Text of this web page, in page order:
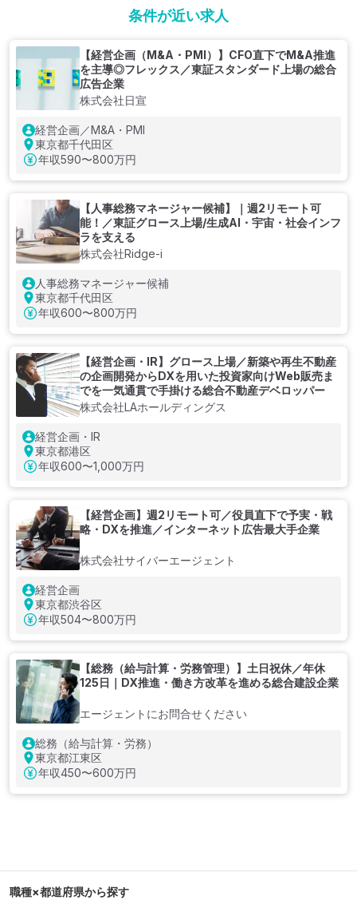
条件が近い求人
【経営企画（M&A・PMI）】CFO直下でM&A推進
を主導◎フレックス／東証スタンダード上場の総合
広告企業
株式会社日宣
経営企画／M&A・PMI
東京都千代田区
年収590〜800万円
【人事総務マネージャー候補】｜週2リモート可
能！／東証グロース上場/生成AI・宇宙・社会インフ
ラを支える
株式会社Ridge-i
人事総務マネージャー候補
東京都千代田区
年収600〜800万円
【経営企画・IR】グロース上場／新築や再生不動産
の企画開発からDXを用いた投資家向けWeb販売ま
でを一気通貫で手掛ける総合不動産デベロッパー
株式会社LAホールディングス
経営企画・IR
東京都港区
年収600〜1,000万円
【経営企画】週2リモート可／役員直下で予実・戦
略・DXを推進／インターネット広告最大手企業
株式会社サイバーエージェント
経営企画
東京都渋谷区
年収504〜800万円
【総務（給与計算・労務管理）】土日祝休／年休
125日｜DX推進・働き方改革を進める総合建設企業
エージェントにお問合せください
総務（給与計算・労務）
東京都江東区
年収450〜600万円
職種×都道府県から探す